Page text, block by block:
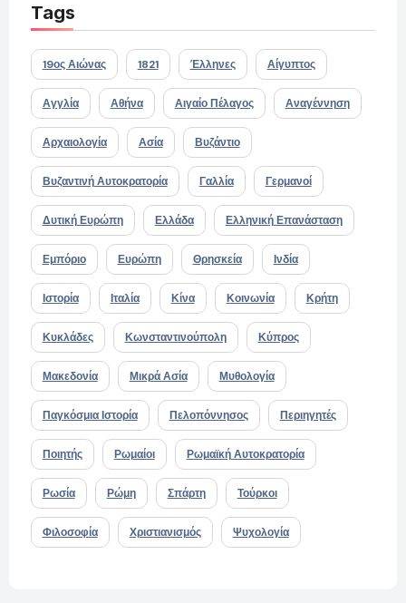
Tags
19ος Αιώνας 1821 Έλληνες Αίγυπτος
Αγγλία Αθήνα Αιγαίο Πέλαγος Αναγέννηση
Αρχαιολογία Ασία Βυζάντιο
Βυζαντινή Αυτοκρατορία Γαλλία Γερμανοί
Δυτική Ευρώπη Ελλάδα Ελληνική Επανάσταση
Εμπόριο Ευρώπη Θρησκεία Ινδία
Ιστορία Ιταλία Κίνα Κοινωνία Κρήτη
Κυκλάδες Κωνσταντινούπολη Κύπρος
Μακεδονία Μικρά Ασία Μυθολογία
Παγκόσμια Ιστορία Πελοπόννησος Περιηγητές
Ποιητής Ρωμαίοι Ρωμαϊκή Αυτοκρατορία
Ρωσία Ρώμη Σπάρτη Τούρκοι
Φιλοσοφία Χριστιανισμός Ψυχολογία